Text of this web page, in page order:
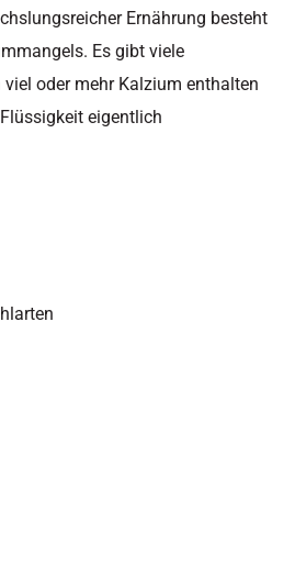
Ernährung besteht
Es gibt viele
oder mehr Kalzium enthalten
eigentlich